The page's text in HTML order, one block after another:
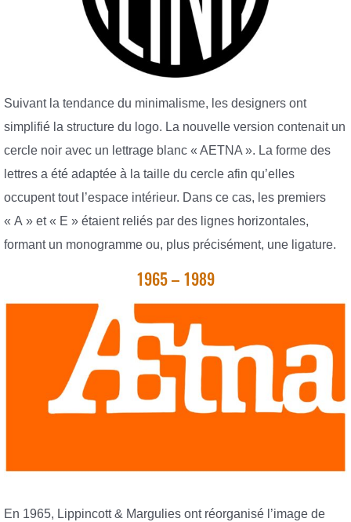
Suivant la tendance du minimalisme, les designers ont
simplifié la structure du logo. La nouvelle version contenait un
cercle noir avec un lettrage blanc « AETNA ». La forme des
lettres a été adaptée à la taille du cercle afin qu’elles
occupent tout l’espace intérieur. Dans ce cas, les premiers
« A » et « E » étaient reliés par des lignes horizontales,
formant un monogramme ou, plus précisément, une ligature.
1965 – 1989
En 1965, Lippincott & Margulies ont réorganisé l’image de